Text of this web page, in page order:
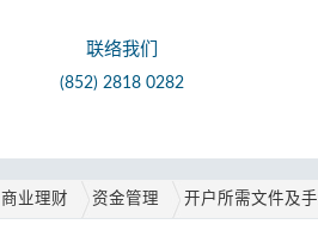
联络我们
(852) 2818 0282
商业理财 资金管理 开户所需文件及